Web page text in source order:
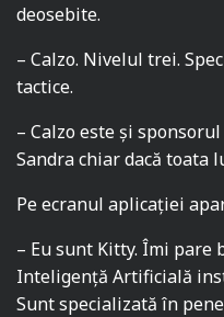
deosebite.
– Calzo. Nivelul trei.
tactice.
– Calzo este și
Sandra chiar dacă toata
Pe ecranul aplicației
– Eu sunt Kitty. Îmi pare
Inteligență Artificială
Sunt specializată în